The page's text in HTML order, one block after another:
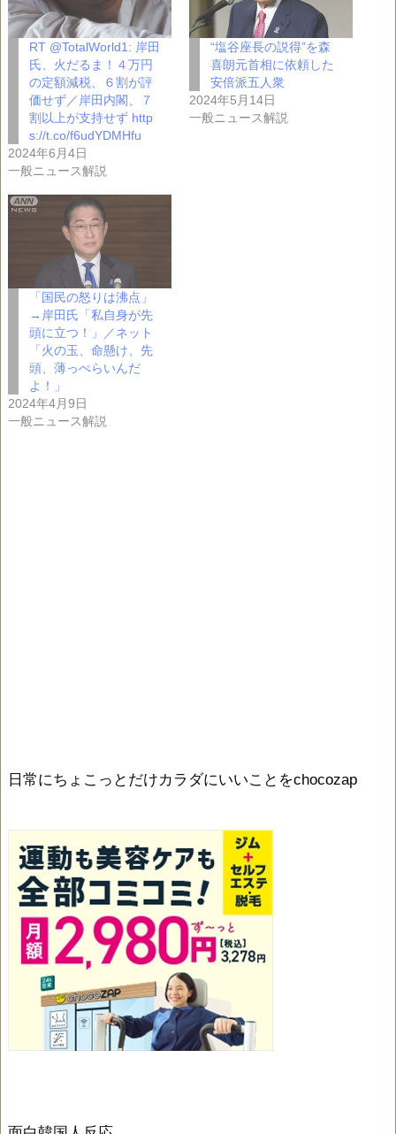
RT @TotalWorld1: 岸田
氏、火だるま！４万円
の定額減税、６割が評
価せず／岸田内閣、７
割以上が支持せず http
s://t.co/f6udYDMHfu
2024年6月4日
一般ニュース解説
“塩谷座長の説得”を森
喜朗元首相に依頼した
安倍派五人衆
2024年5月14日
一般ニュース解説
「国民の怒りは沸点」
→岸田氏「私自身が先
頭に立つ！」／ネット
「火の玉、命懸け、先
頭、薄っぺらいんだ
よ！」
2024年4月9日
一般ニュース解説
日常にちょこっとだけカラダにいいことをchocozap